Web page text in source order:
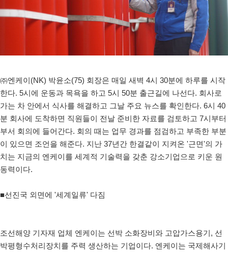
㈜엔케이(NK) 박윤소(75) 회장은 매일 새벽 4시 30분에 하루를 시작
한다. 5시에 운동과 목욕을 하고 5시 50분 출근길에 나선다. 회사로
가는 차 안에서 식사를 해결하고 그날 주요 뉴스를 확인한다. 6시 40
분 회사에 도착하면 직원들이 전날 준비한 자료를 검토하고 7시부터
부서 회의에 들어간다. 회의 때는 업무 경과를 점검하고 부족한 부분
이 있으면 조언을 해준다. 지난 37년간 한결같이 지켜온 '근면'의 가
치는 지금의 엔케이를 세계적 기술력을 갖춘 강소기업으로 키운 원
동력이다.
■선진국 외면에 '세계일류' 다짐
조선해양 기자재 업체 엔케이는 선박 소화장비와 고압가스용기, 선
박평형수처리장치를 주력 생산하는 기업이다. 엔케이는 국제해사기